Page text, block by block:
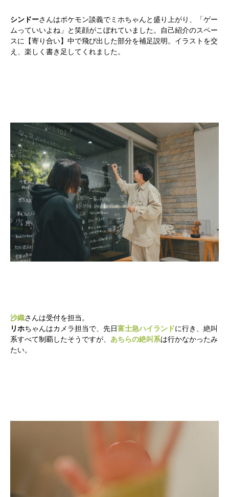
シンドーさんはポケモン談義でミホちゃんと盛り上がり、「ゲー
ムっていいよね」と笑顔がこぼれていました。自己紹介のスペー
スに【寄り合い】中で飛び出した部分を補足説明。イラストを交
え、楽しく書き足してくれました。
沙織さんは受付を担当。
リホちゃんはカメラ担当で、先日富士急ハイランドに行き、絶叫
系すべて制覇したそうですが、 あちらの絶叫系は行かなかったみ
たい。